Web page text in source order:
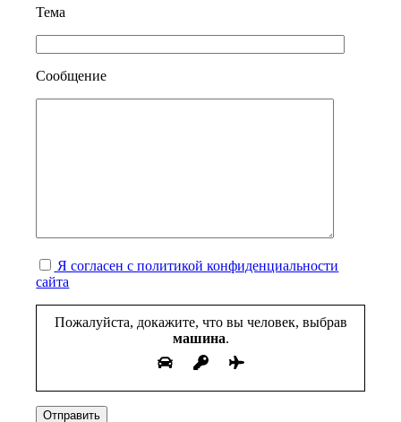
Тема
Сообщение
Я согласен с политикой конфиденциальности
сайта
Пожалуйста, докажите, что вы человек, выбрав
машина.